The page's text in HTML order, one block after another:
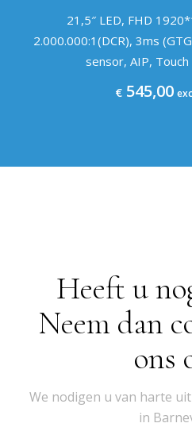
21,5″ LED, FHD
2.000.000:1(DCR), 3ms
sensor, AIP,
€545,00
Heeft u
Neem dan
ons
We nodigen u van harte
in